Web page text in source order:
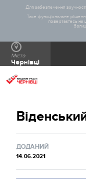
Для забезпечення
Таке функціональне
повертаєтесь на
Місто
Чернівці
ЗАГАЛЬНА
ДОПОМОГА
ПРАВИЛА
БЛАНКИ
ІНСТРУКЦІЇ
ДОВІДКОВА
МАКЕТИ
КОНТАКТИ
ДОДАНИЙ
14.06.2021